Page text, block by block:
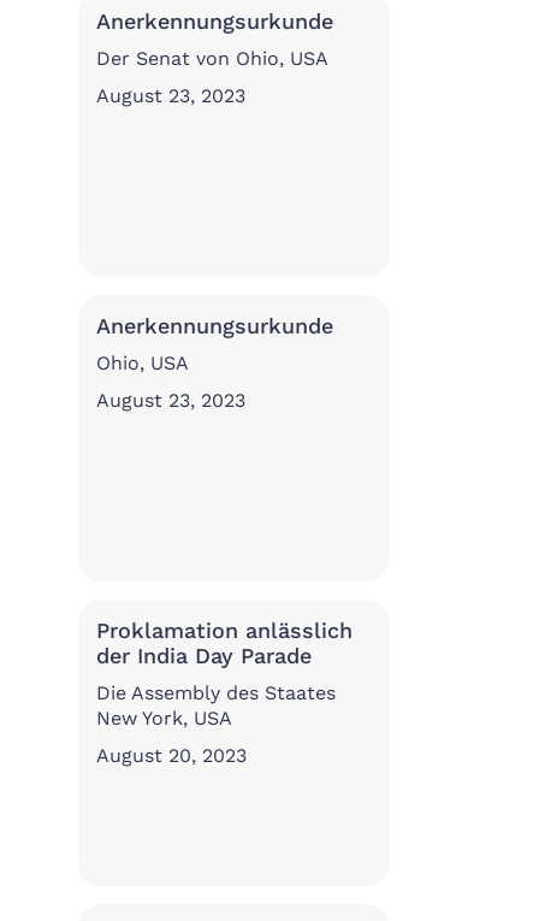
Anerkennungsurkunde
Der Senat von Ohio, USA
August 23, 2023
Anerkennungsurkunde
Ohio, USA
August 23, 2023
Proklamation anlässlich
der India Day Parade
Die Assembly des Staates
New York, USA
August 20, 2023